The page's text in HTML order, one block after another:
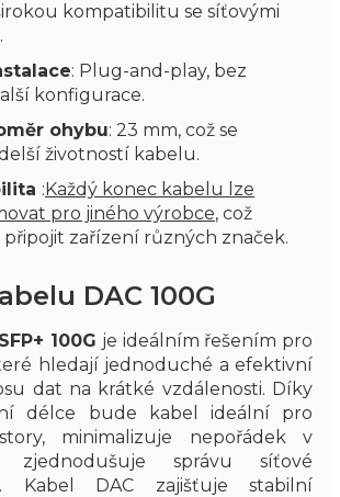
kompatibilitu se síťovými
: Plug-and-play, bez
konfigurace.
ohybu: 23 mm, což se
životností kabelu.
:Každý konec kabelu lze
pro jiného výrobce, což
zařízení různých značek.
DAC 100G
100G je ideálním řešením pro
hledají jednoduché a efektivní
dat na krátké vzdálenosti. Díky
délce bude kabel ideální pro
minimalizuje nepořádek v
zjednodušuje správu síťové
Kabel DAC zajišťuje stabilní